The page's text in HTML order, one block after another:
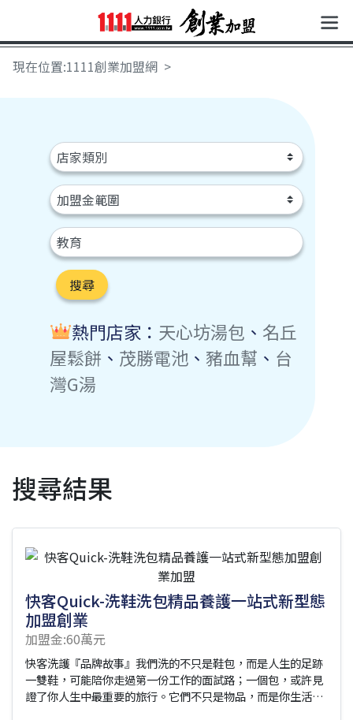
現在位置:1111創業加盟網
搜尋
熱門店家： 天心坊湯包 、 名丘
屋鬆餅 、 茂勝電池 、 豬血幫 、 台
灣G湯
搜尋結果
快客Quick-洗鞋洗包精品養護一站式新型態
加盟創業
加盟金:60萬元
快客洗護『品牌故事』我們洗的不只是鞋包，而是人生的足跡
一雙鞋，可能陪你走過第一份工作的面試路；一個包，或許見
證了你人生中最重要的旅行。它們不只是物品，而是你生活的